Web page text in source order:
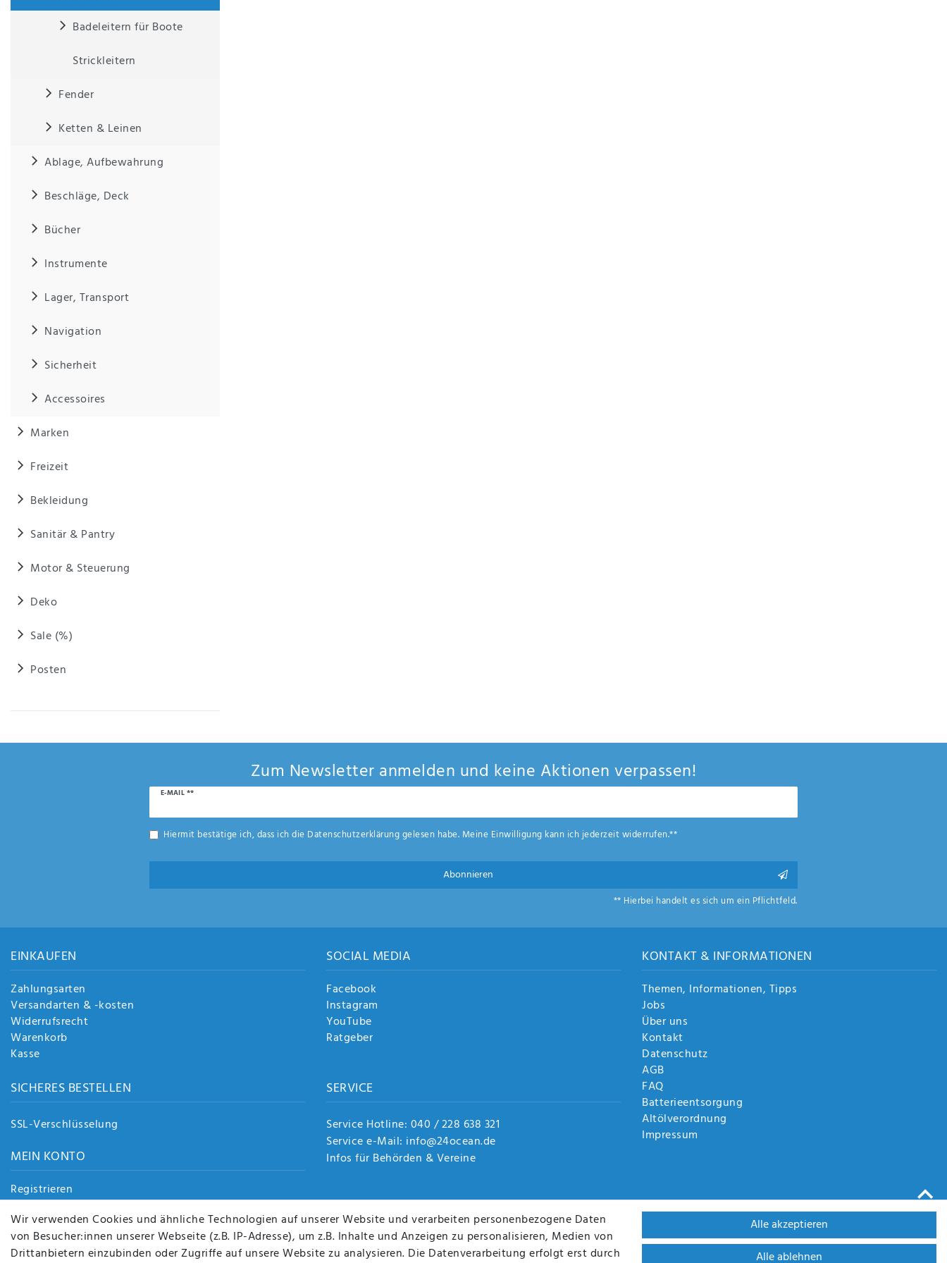
Badeleitern für Boote
Strickleitern
Fender
Ketten & Leinen
Ablage, Aufbewahrung
Beschläge, Deck
Bücher
Instrumente
Lager, Transport
Navigation
Sicherheit
Accessoires
Marken
Freizeit
Bekleidung
Sanitär & Pantry
Motor & Steuerung
Deko
Sale (%)
Posten
Hiermit
bestätige
ich, dass
Daten­
erklärung
habe.
Anf
rag
sen
n
Zum Newsletter anmelden und keine Aktionen verpassen!
E-MAIL **
Newsletter
Hiermit bestätige ich, dass ich die Daten­schutz­erklärunggelesen habe. Meine Einwilligung kann ich jederzeit widerrufen.**
Abonnieren
** Hierbei handelt es sich um ein Pflichtfeld.
EINKAUFEN
Zahlungsarten
Versandarten & -kosten
Widerrufsrecht
Warenkorb
Kasse
SICHERES BESTELLEN
SSL-Verschlüsselung
MEIN KONTO
Registrieren
Login
SOCIAL MEDIA
Facebook
Instagram
YouTube
Ratgeber
SERVICE
Service Hotline: 040 / 228 638 321
Service e-Mail: info@24ocean.de
Infos für Behörden & Vereine
KONTAKT & INFORMATIONEN
Themen, Informationen, Tipps
Jobs
Über uns
Kontakt
Datenschutz
AGB
FAQ
Batterieentsorgung
Altölverordnung
Impressum
Wir verwenden Cookies und ähnliche Technologien auf unserer Website und verarbeiten personenbezogene Daten
von Besucher:innen unserer Webseite (z.B. IP-Adresse), um z.B. Inhalte und Anzeigen zu personalisieren, Medien von
Drittanbietern einzubinden oder Zugriffe auf unsere Website zu analysieren. Die Datenverarbeitung erfolgt erst durch
Alle akzeptieren
Alle ablehnen